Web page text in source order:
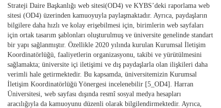
Strateji Daire Başkanlığı web sitesi(OD4) ve KYBS’deki raporlama web
sitesi (OD4) üzerinden kamuoyuyla paylaşmaktadır. Ayrıca, paydaşların
bilgilere daha hızlı ve kolay erişebilmesi için, birimlerin web sayfaları
için ortak tasarım şablonları oluşturulmuş ve üniversite genelinde standart
bir yapı sağlanmıştır. Özellikle 2020 yılında kurulan Kurumsal İletişim
Koordinatörlüğü, faaliyetlerin organizasyonu, takibi ve yürütülmesini
sağlamakta; üniversite içi iletişimi ve dış paydaşlarla olan ilişkileri daha
verimli hale getirmektedir. Bu kapsamda, üniversitemizin Kurumsal
İletişim Koordinatörlüğü Yönergesi incelenebilir [5_OD4]. Harran
Üniversitesi, web sayfası dışında resmî sosyal medya hesapları
aracılığıyla da kamuoyunu düzenli olarak bilgilendirmektedir. Ayrıca,